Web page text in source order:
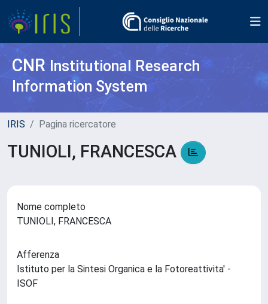
CNR Institutional Research
Information System
IRIS Pagina ricercatore
TUNIOLI, FRANCESCA
Nome completo
TUNIOLI, FRANCESCA
Afferenza
Istituto per la Sintesi Organica e la Fotoreattivita' -
ISOF